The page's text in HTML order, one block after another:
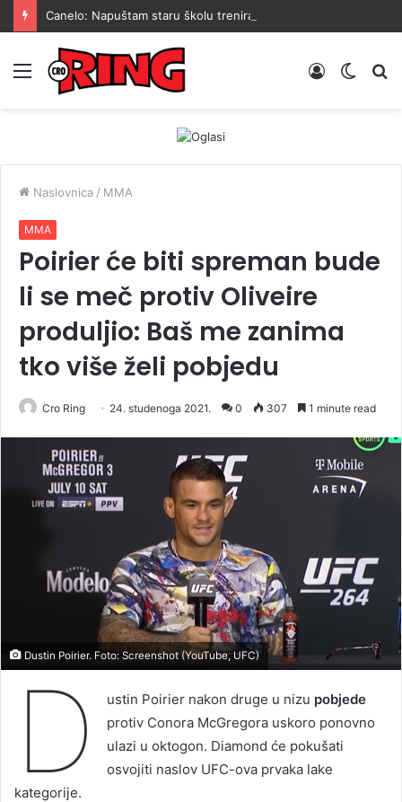
Menu
Switch
Prijava
Naslovnica / MMA
MMA
Poirier će biti spreman bude
li se meč protiv Oliveire
produljio: Baš me zanima
tko više želi pobjedu
Cro Ring 24. studenoga 2021. 0 307 1 minute read
Dustin Poirier. Foto: Screenshot (YouTube, UFC)
D ustin Poirier nakon druge u nizu pobjede
protiv Conora McGregora uskoro ponovno
ulazi u oktogon. Diamond će pokušati
osvojiti naslov UFC-ova prvaka lake
kategorije.